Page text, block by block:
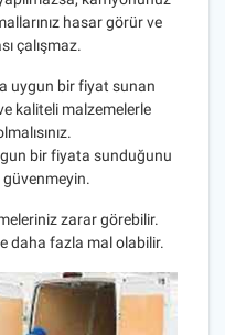
hasar görür ve
çalışmaz.
uygun bir fiyat sunan
kaliteli malzemelerle
bir fiyata sunduğunu
zarar görebilir.
daha fazla mal olabilir.